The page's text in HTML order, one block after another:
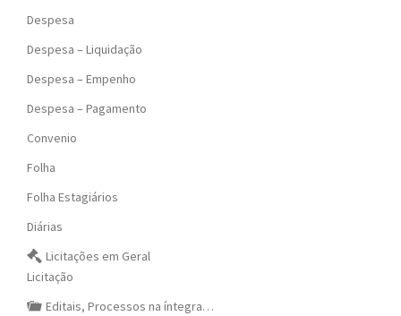
Despesa
Despesa – Liquidação
Despesa – Empenho
Despesa – Pagamento
Convenio
Folha
Folha Estagiários
Diárias
Licitações em Geral
Licitação
Editais, Processos na íntegra…